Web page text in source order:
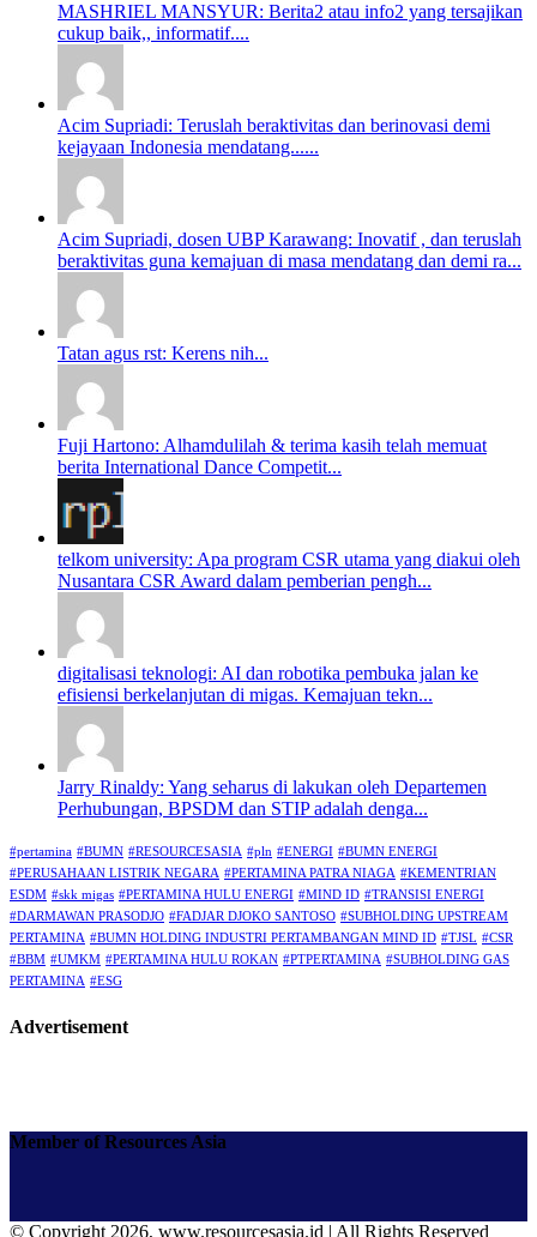
MASHRIEL MANSYUR: Berita2 atau info2 yang tersajikan
cukup baik,, informatif....
Acim Supriadi: Teruslah beraktivitas dan berinovasi demi
kejayaan Indonesia mendatang......
Acim Supriadi, dosen UBP Karawang: Inovatif , dan teruslah
beraktivitas guna kemajuan di masa mendatang dan demi ra...
Tatan agus rst: Kerens nih...
Fuji Hartono: Alhamdulilah & terima kasih telah memuat
berita International Dance Competit...
telkom university: Apa program CSR utama yang diakui oleh
Nusantara CSR Award dalam pemberian pengh...
digitalisasi teknologi: AI dan robotika pembuka jalan ke
efisiensi berkelanjutan di migas. Kemajuan tekn...
Jarry Rinaldy: Yang seharus di lakukan oleh Departemen
Perhubungan, BPSDM dan STIP adalah denga...
#pertamina #BUMN #RESOURCESASIA #pln #ENERGI #BUMN ENERGI
#PERUSAHAAN LISTRIK NEGARA #PERTAMINA PATRA NIAGA #KEMENTRIAN
ESDM #skk migas #PERTAMINA HULU ENERGI #MIND ID #TRANSISI ENERGI
#DARMAWAN PRASODJO #FADJAR DJOKO SANTOSO #SUBHOLDING UPSTREAM
PERTAMINA #BUMN HOLDING INDUSTRI PERTAMBANGAN MIND ID #TJSL #CSR
#BBM #UMKM #PERTAMINA HULU ROKAN #PTPERTAMINA #SUBHOLDING GAS
PERTAMINA #ESG
Advertisement
Member of Resources Asia
© Copyright 2026, www.resourcesasia.id | All Rights Reserved